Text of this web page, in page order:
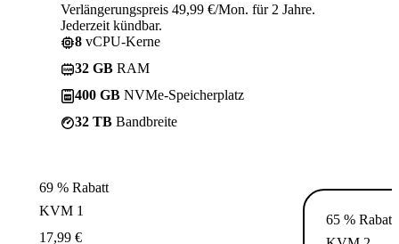
Verlängerungspreis 49,99 €/Mon. für 2 Jahre.
Jederzeit kündbar.
8 vCPU-Kerne
32 GB RAM
400 GB NVMe-Speicherplatz
32 TB Bandbreite
69 % Rabatt
KVM 1
17,99 €
65 % Rabatt